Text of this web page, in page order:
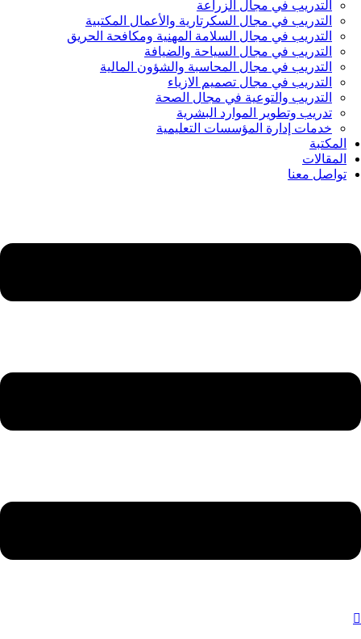
التدريب في مجال الزراعة
التدريب في مجال السكرتارية والأعمال المكتبية
التدريب في مجال السلامة المهنية ومكافحة الحريق
التدريب في مجال السياحة والضيافة
التدريب في مجال المحاسبة والشؤون المالية
التدريب في مجال تصميم الازياء
التدريب والتوعية في مجال الصحة
تدريب وتطوير الموارد البشرية
خدمات إدارة المؤسسات التعليمية
المكتبة
المقالات
تواصل معنا